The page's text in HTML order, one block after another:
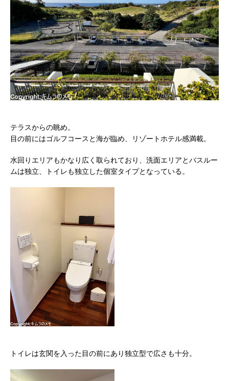
テラスからの眺め。
目の前にはゴルフコースと海が臨め、リゾートホテル感満載。
水回りエリアもかなり広く取られており、洗面エリアとバスルー
ムは独立、トイレも独立した個室タイプとなっている。
トイレは玄関を入った目の前にあり独立型で広さも十分。